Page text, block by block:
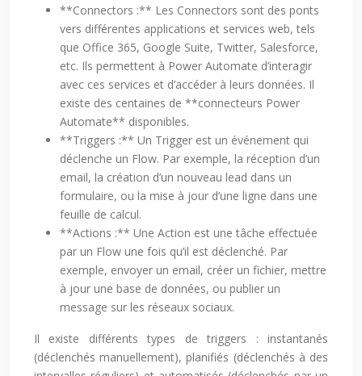
**Connectors :** Les Connectors sont des ponts
vers différentes applications et services web, tels
que Office 365, Google Suite, Twitter, Salesforce,
etc. Ils permettent à Power Automate d’interagir
avec ces services et d’accéder à leurs données. Il
existe des centaines de **connecteurs Power
Automate** disponibles.
**Triggers :** Un Trigger est un événement qui
déclenche un Flow. Par exemple, la réception d’un
email, la création d’un nouveau lead dans un
formulaire, ou la mise à jour d’une ligne dans une
feuille de calcul.
**Actions :** Une Action est une tâche effectuée
par un Flow une fois qu’il est déclenché. Par
exemple, envoyer un email, créer un fichier, mettre
à jour une base de données, ou publier un
message sur les réseaux sociaux.
Il existe différents types de triggers : instantanés
(déclenchés manuellement), planifiés (déclenchés à des